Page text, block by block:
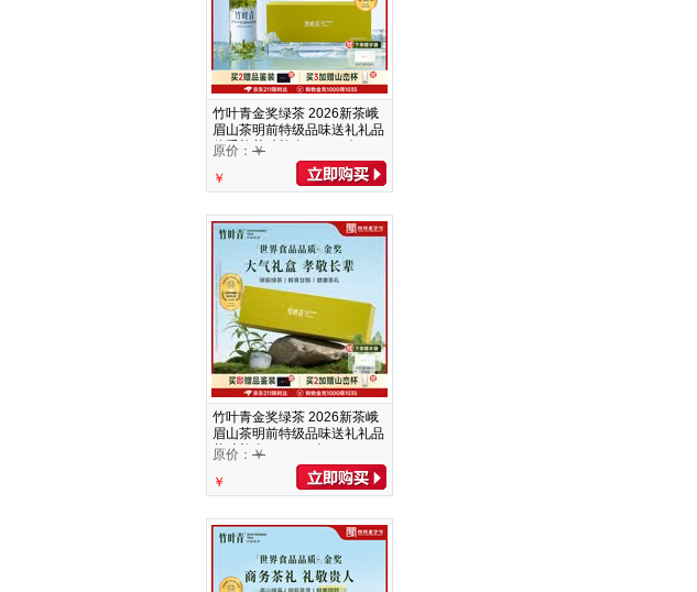
竹叶青金奖绿茶 2026新茶峨
眉山茶明前特级品味送礼礼品
伴手礼茶叶礼盒 60g*1盒
原价： ￥
￥
竹叶青金奖绿茶 2026新茶峨
眉山茶明前特级品味送礼礼品
茶叶礼盒 120g*1盒
原价： ￥
￥